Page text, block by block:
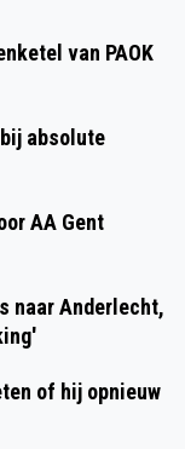
van PAOK
absolute
AA Gent
naar Anderlecht,
of hij opnieuw